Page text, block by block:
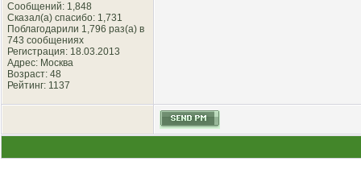
Сообщений: 1,848
Сказал(а) спасибо: 1,731
Поблагодарили 1,796 раз(а) в
743 сообщениях
Регистрация: 18.03.2013
Адрес: Москва
Возраст: 48
Рейтинг: 1137